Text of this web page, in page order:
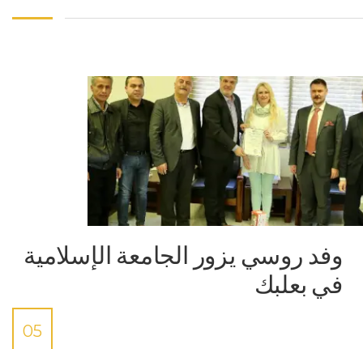
وفد روسي يزور الجامعة الإسلامية
في بعلبك
05